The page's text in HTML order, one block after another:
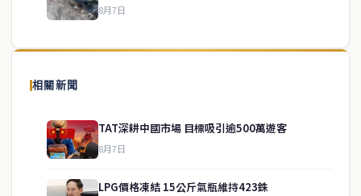
8月7日
相關新聞
TAT深耕中國市場 目標吸引逾500萬遊客
8月7日
LPG價格凍結 15公斤氣瓶維持423銖
關於我們
泰國中文新聞（TCN）是一家總部設於曼谷的中文新聞媒體，致力於
供即時、客觀、多元的中文新聞內容。